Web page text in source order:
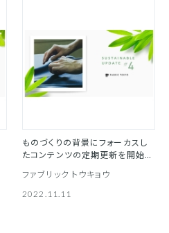
ものづくりの背景にフォーカスし
たコンテンツの定期更新を開始し
ファブリック トウキョウ
2022.11.11